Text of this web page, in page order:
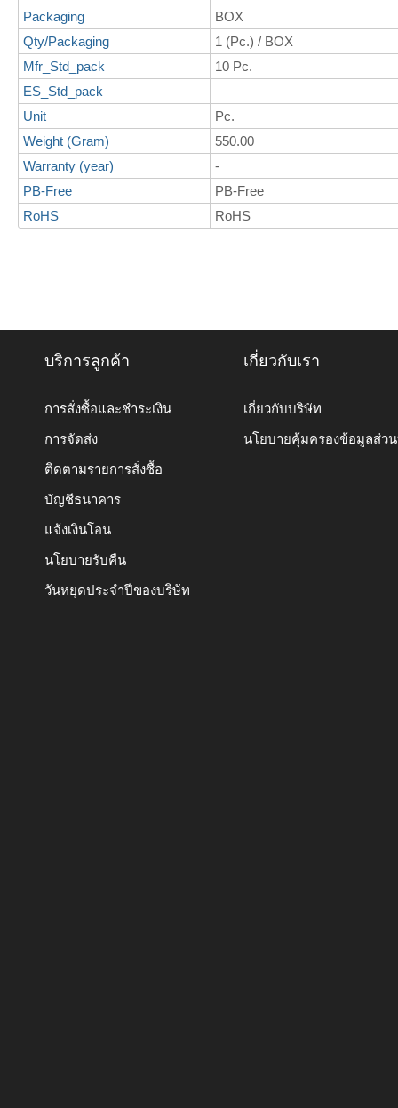
Packaging
BOX
Qty/Packaging
1 (Pc.) / BOX
Mfr_Std_pack
10 Pc.
ES_Std_pack
Unit
Pc.
Weight (Gram)
550.00
Warranty (year)
-
PB-Free
PB-Free
RoHS
RoHS
บริการลูกค้า
การสั่งซื้อและชำระเงิน
การจัดส่ง
ติดตามรายการสั่งซื้อ
บัญชีธนาคาร
แจ้งเงินโอน
นโยบายรับคืน
วันหยุดประจำปีของบริษัท
เกี่ยวกับเรา
เกี่ยวกับบริษัท
นโยบายคุ้มครองข้อมูลส่ว